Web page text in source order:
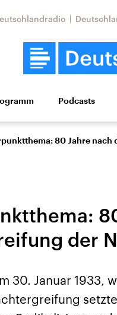
Wissen
und
gehören die
Staaten zu
Der
Hamas
Podcasts
80 Jahre nach
der
30. Januar 1933,